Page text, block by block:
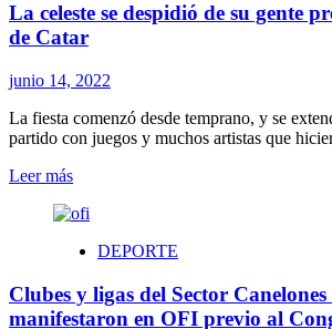
triunfar,
se
tercero
en
el
Mundial
La celeste se despidió de su gente
de Catar
junio 14, 2022
La fiesta comenzó desde temprano, y se
partido con juegos y muchos artistas que
Leer másLeer
sobre
celeste
despidió
de
DEPORTE
Clubes y ligas del Sector Canelones
manifestaron en OFI previo al